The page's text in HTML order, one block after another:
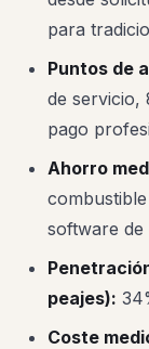
para
Puntos de
de servicio,
pago
Ahorro
software de
peajes):
Coste